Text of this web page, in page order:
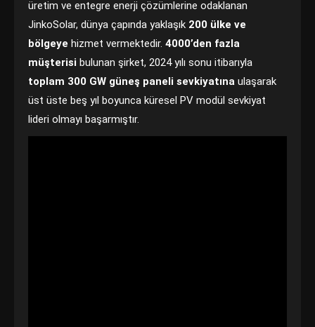
üretim ve entegre enerji çözümlerine odaklanan
JinkoSolar, dünya çapında yaklaşık 200 ülke ve
bölgeye hizmet vermektedir. 4000’den fazla
müşterisi bulunan şirket, 2024 yılı sonu itibarıyla
toplam 300 GW güneş paneli sevkiyatına ulaşarak
üst üste beş yıl boyunca küresel PV modül sevkiyat
lideri olmayı başarmıştır.